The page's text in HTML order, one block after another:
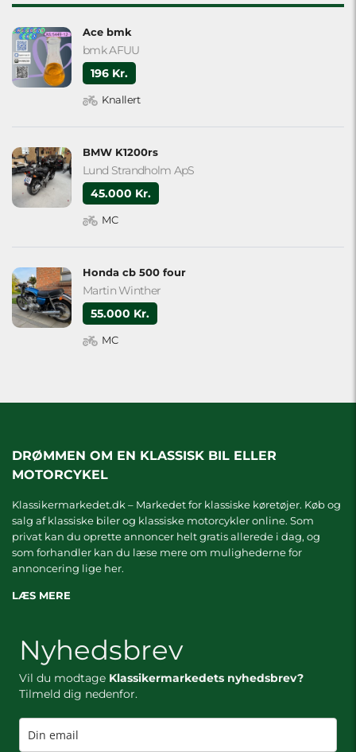
Ace bmk
bmk AFUU
196 Kr.
Knallert
BMW K1200rs
Lund Strandholm ApS
45.000 Kr.
MC
Honda cb 500 four
Martin Winther
55.000 Kr.
MC
DRØMMEN OM EN KLASSISK BIL ELLER
MOTORCYKEL
Klassikermarkedet.dk – Markedet for klassiske køretøjer. Køb og
salg af klassiske biler og klassiske motorcykler online. Som
privat kan du oprette annoncer helt gratis allerede i dag, og
som forhandler kan du læse mere om mulighederne for
annoncering lige her.
LÆS MERE
Nyhedsbrev
Vil du modtage Klassikermarkedets nyhedsbrev?
Tilmeld dig nedenfor.